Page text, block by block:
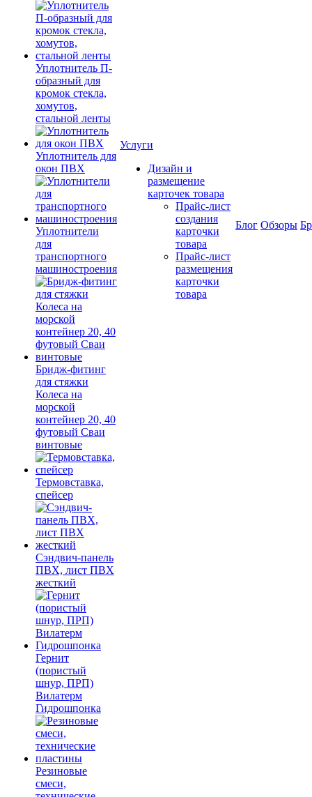
Уплотнитель П-
образный для
кромок стекла,
хомутов,
стальной ленты
Уплотнитель для
окон ПВХ
Уплотнители
для
транспортного
машиностроения
Бридж-фитинг
для стяжки
Колеса на
морской
контейнер 20, 40
футовый Сваи
винтовые
Термовставка,
спейсер
Сэндвич-панель
ПВХ, лист ПВХ
жесткий
Гернит
(пористый
шнур, ПРП)
Вилатерм
Гидрошпонка
Резиновые
смеси,
Услуги
Дизайн и
размещение
карточек товара
Прайс-лист
создания
карточки
товара
Прайс-лист
размещения
карточки
товара
Блог Обзоры